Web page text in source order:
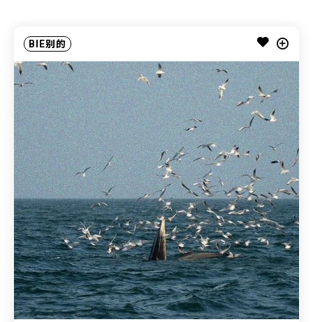
BIE别的